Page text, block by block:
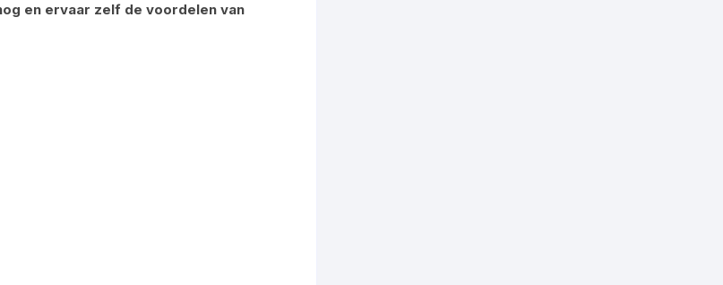
en ervaar zelf de voordelen van